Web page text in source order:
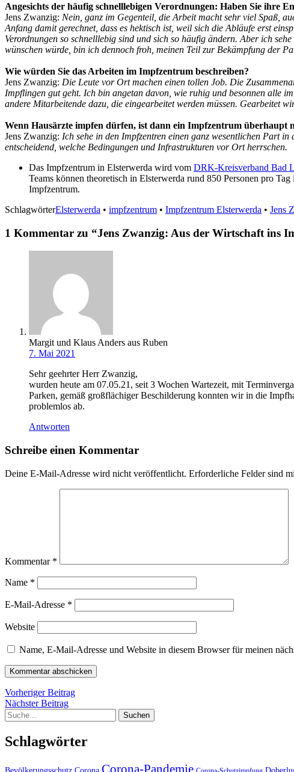
Angesichts der häufig schnelllebigen Verordnungen: Haben Sie ihre
Jens Zwanzig: Nein, ganz im Gegenteil, die Arbeit macht sehr viel Spaß,
Anfang damit gerechnet, dass es hektisch ist, weil sich die Abläufe erst
Verordnungen so schnelllebig sind und sich so häufig ändern. Aber ich
wünschen würde, bin ich dennoch froh, meinen Teil zur Bekämpfung der
Wie würden Sie das Arbeiten im Impfzentrum beschreiben?
Jens Zwanzig: Die Leute vor Ort machen einen tollen Job. Die
Impflingen gut geht. Ich bin angetan davon, wie ruhig und besonnen alle
andere Mitarbeitende dazu, die eingearbeitet werden müssen. Gearbeitet
Wenn Hausärzte impfen dürfen, ist dann ein Impfzentrum überhaupt
Jens Zwanzig: Ich sehe in den Impfzentren einen ganz wesentlichen Part
entscheidend, welche Bedingungen und Infrastrukturen vor Ort herrschen.
Das Impfzentrum in Elsterwerda wird vom DRK-Kreisverband Bad
Teams können theoretisch in Elsterwerda rund 850 Personen pro
Impfzentrum.
SchlagwörterElsterwerda • impfzentrum • Impfzentrum Elsterwerda • Jens
1 Kommentar zu “Jens Zwanzig: Aus der Wirtschaft ins
Margit und Klaus Anders aus Ruben
7. Mai 2021
Sehr geehrter Herr Zwanzig,
wurden heute am 07.05.21, seit 3 Wochen Wartezeit, mit
Parken, gemäß großflächiger Beschilderung konnten wir in die
problemlos ab.
Antworten
Schreibe einen Kommentar
Deine E-Mail-Adresse wird nicht veröffentlicht. Erforderliche Felder sind
Kommentar *
Name *
E-Mail-Adresse *
Website
Name, E-Mail-Adresse und Website in diesem Browser für meinen
Beitragsnavigation
Vorheriger BeitragVorheriger
Nächster BeitragNächster
Suche
Schlagwörter
Bevölkerungsschutz Corona Corona-Pandemie